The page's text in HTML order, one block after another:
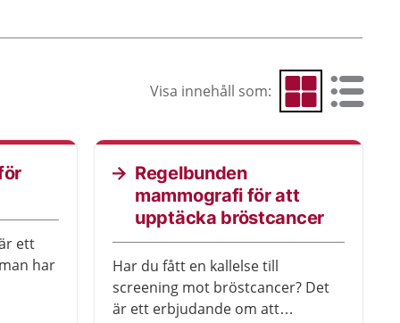
Visa innehåll som: Visa som rutnät
Visa som
ett
har
Regelbunden
mammografi för att
upptäcka bröstcancer
Har du fått en kallelse till
screening mot bröstcancer? Det
är ett erbjudande om att